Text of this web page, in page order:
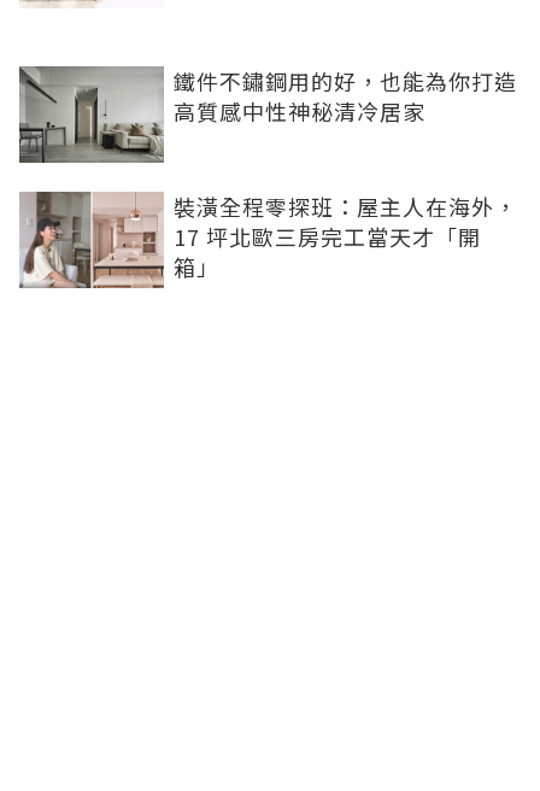
鐵件不鏽鋼用的好，也能為你打造
高質感中性神秘清冷居家
裝潢全程零探班：屋主人在海外，
17 坪北歐三房完工當天才「開
箱」